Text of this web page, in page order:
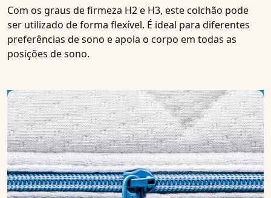
Com os graus de firmeza H2 e H3, este colchão pode
ser utilizado de forma flexível. É ideal para diferentes
preferências de sono e apoia o corpo em todas as
posições de sono.